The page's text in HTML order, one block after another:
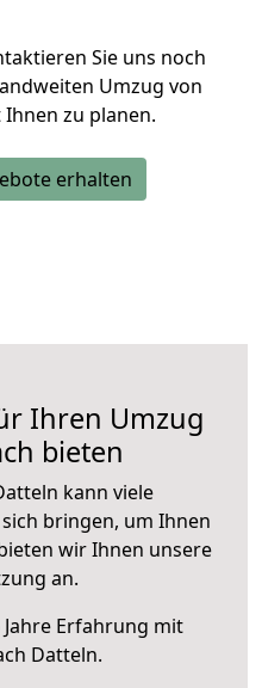
Sie uns noch
Umzug von
zu planen.
erhalten
Ihren Umzug
bieten
kann viele
bringen, um Ihnen
wir Ihnen unsere
an.
Erfahrung mit
Datteln.